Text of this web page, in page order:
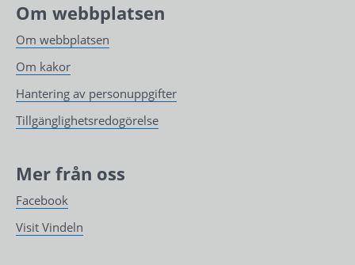
Om webbplatsen
Om webbplatsen
Om kakor
Hantering av personuppgifter
Tillgänglighetsredogörelse
Mer från oss
Facebook
Visit Vindeln